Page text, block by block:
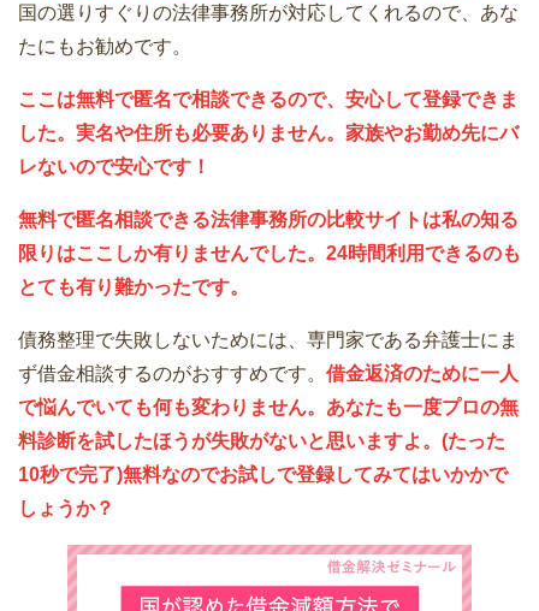
国の選りすぐりの法律事務所が対応してくれるので、あな
たにもお勧めです。
ここは無料で匿名で相談できるので、安心して登録できま
した。実名や住所も必要ありません。家族やお勤め先にバ
レないので安心です！
無料で匿名相談できる法律事務所の比較サイトは私の知る
限りはここしか有りませんでした。24時間利用できるのも
とても有り難かったです。
債務整理で失敗しないためには、専門家である弁護士にま
ず借金相談するのがおすすめです。 借金返済のために一人
で悩んでいても何も変わりません。あなたも一度プロの無
料診断を試したほうが失敗がないと思いますよ。(たった
10秒で完了)無料なのでお試しで登録してみてはいかかで
しょうか？